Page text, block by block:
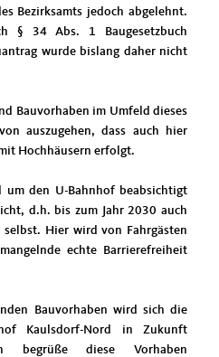
Bezirksamts jedoch abgelehnt.
§ 34 Abs. 1 Baugesetzbuch
wurde bislang daher nicht
Bauvorhaben im Umfeld dieses
auszugehen, dass auch hier
Hochhäusern erfolgt.
um den U-Bahnhof beabsichtigt
d.h. bis zum Jahr 2030 auch
Hier wird von Fahrgästen
echte Barrierefreiheit
Bauvorhaben wird sich die
Kaulsdorf-Nord in Zukunft
begrüße diese Vorhaben